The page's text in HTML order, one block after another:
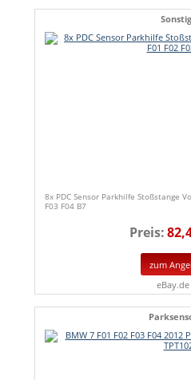
8x PDC Sensor Parkhilfe Stoßstange
F03 F04 B7
Preis:
zum